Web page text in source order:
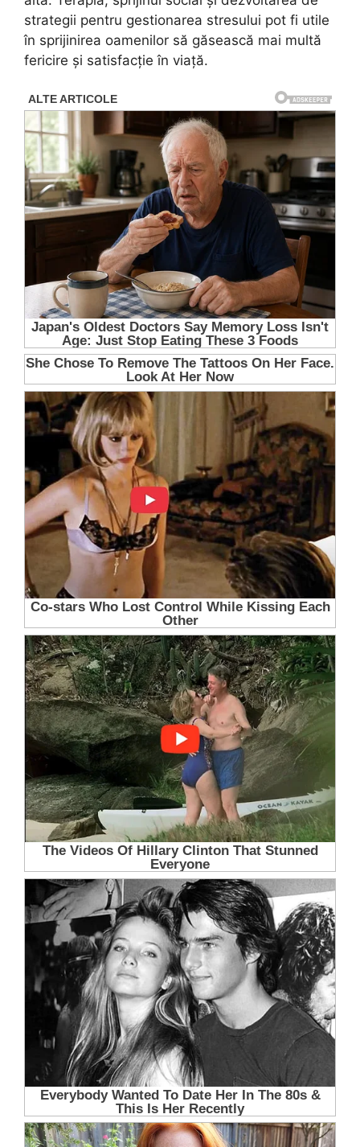
strategii pentru gestionarea stresului pot fi utile
în sprijinirea oamenilor să găsească mai multă
fericire și satisfacție în viață.